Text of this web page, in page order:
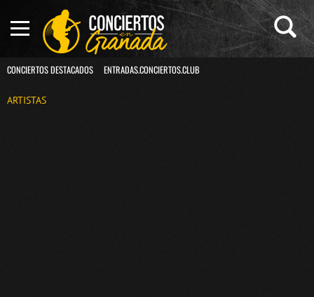
CONCIERTOS DESTACADOS ENTRADAS.CONCIERTOS.CLUB
ARTISTAS